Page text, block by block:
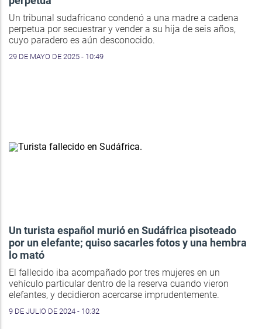
Un tribunal sudafricano condenó a una madre a cadena
perpetua por secuestrar y vender a su hija de seis años,
cuyo paradero es aún desconocido.
29 DE MAYO DE 2025 - 10:49
Un turista español murió en Sudáfrica pisoteado
por un elefante; quiso sacarles fotos y una hembra
lo mató
El fallecido iba acompañado por tres mujeres en un
vehículo particular dentro de la reserva cuando vieron
elefantes, y decidieron acercarse imprudentemente.
9 DE JULIO DE 2024 - 10:32